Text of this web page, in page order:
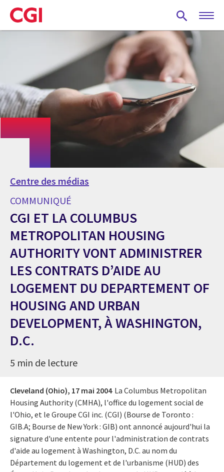
Skip
to
main
Centre des médias
COMMUNIQUÉ
CGI ET LA COLUMBUS
METROPOLITAN HOUSING
AUTHORITY VONT ADMINISTRER
LES CONTRATS D’AIDE AU
LOGEMENT DU DEPARTEMENT OF
HOUSING AND URBAN
DEVELOPMENT, À WASHINGTON,
D.C.
5 min de lecture
Cleveland (Ohio), 17 mai 2004 La Columbus Metropolitan
Housing Authority (CMHA), l'office du logement social de
l'Ohio, et le Groupe CGI inc. (CGI) (Bourse de Toronto :
GIB.A; Bourse de New York : GIB) ont annoncé aujourd'hui la
signature d'une entente pour l'administration de contrats
d'aide au logement à Washington, D.C. au nom du
Département du logement et de l'urbanisme (HUD) des